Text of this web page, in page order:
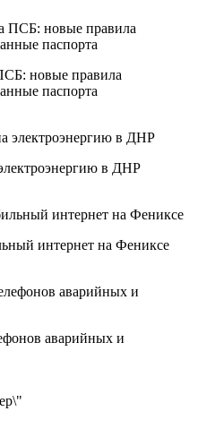
новые правила
паспорта
в ДНР
интернет на Фениксе
аварийных и